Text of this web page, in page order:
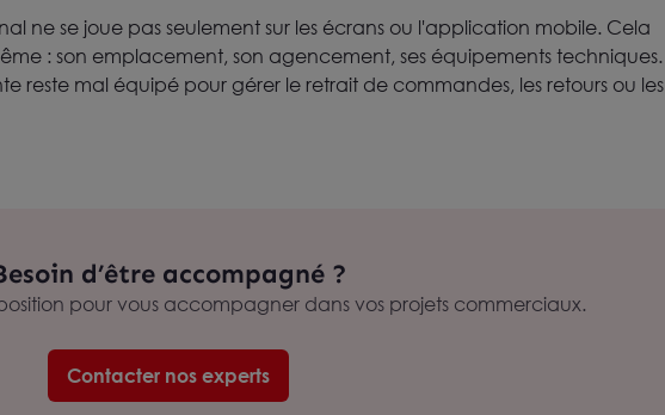
ne se joue pas seulement sur les écrans ou l'application mobile. Cela
: son emplacement, son agencement, ses équipements techniques.
reste mal équipé pour gérer le retrait de commandes, les retours ou les
d’être accompagné ?
pour vous accompagner dans vos projets commerciaux.
Contacter nos experts